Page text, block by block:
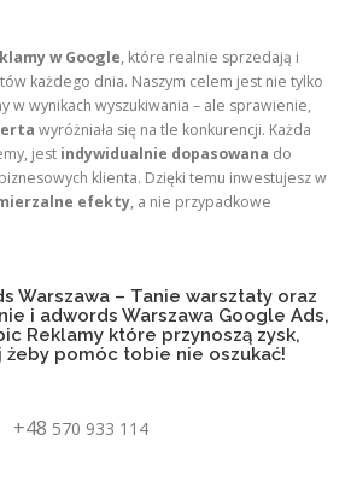
w Google, które realnie sprzedają i
każdego dnia. Naszym celem jest nie tylko
w wynikach wyszukiwania – ale sprawienie,
wyróżniała się na tle konkurencji. Każda
jest indywidualnie dopasowana do
klienta. Dzięki temu inwestujesz w
efekty, a nie przypadkowe
Warszawa – Tanie warsztaty oraz
i adwords Warszawa Google Ads,
Reklamy które przynoszą zysk,
żeby pomóc tobie nie oszukać!
+48 570 933 114